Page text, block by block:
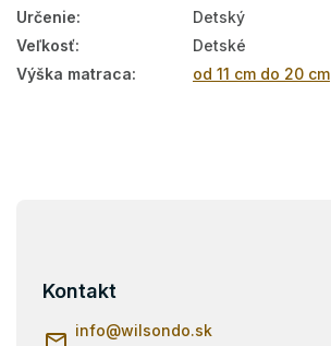
Určenie:
Detský
Veľkosť:
Detské
Výška matraca: od 11 cm do 20 cm
Kontakt
info@wilsondo.sk